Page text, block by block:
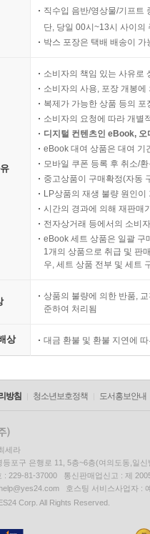
직수입 음반/영상물/기프트
단, 당일 00시~13시 사이의
박스 포장은 택배 배송이
소비자의 책임 있는 사유로
소비자의 사용, 포장 개봉
복제가 가능한 상품 등의
소비자의 요청에 따라 개별
디지털 컨텐츠인 eBook,
eBook 대여 상품은 대여 기
모바일 쿠폰 등록 후 취소/
중고상품이 구매확정(자동
LP상품의 재생 불량 원인
시간의 경과에 의해 재판매
전자상거래 등에서의 소비
eBook 세트 상품은 일괄 구
1개의 상품으로 취급 및 판
우, 세트 상품 전부 및 세트
상품의 불량에 의한 반품,
준하여 처리됨
상 대금 환불 및 환불 지연에
방침 청소년보호정책 도서홍보안내
세라
등포구 은행로 11, 5층~6층(여의도동,일신
: 229-81-37000 통신판매업신고 : 제
호스팅 서비스사업자 :
Corp. All Rights Reserved.